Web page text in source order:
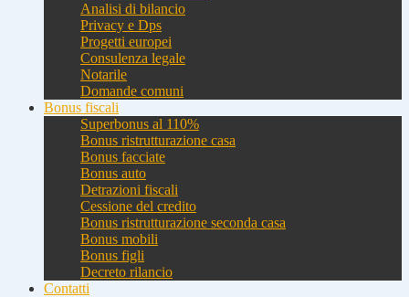
Analisi di bilancio
Privacy e Dps
Progetti europei
Consulenza legale
Notarile
Domande comuni
Bonus fiscali
Superbonus al 110%
Bonus ristrutturazione casa
Bonus facciate
Bonus auto
Detrazioni fiscali
Cessione del credito
Bonus ristrutturazione seconda casa
Bonus mobili
Bonus figli
Decreto rilancio
Contatti